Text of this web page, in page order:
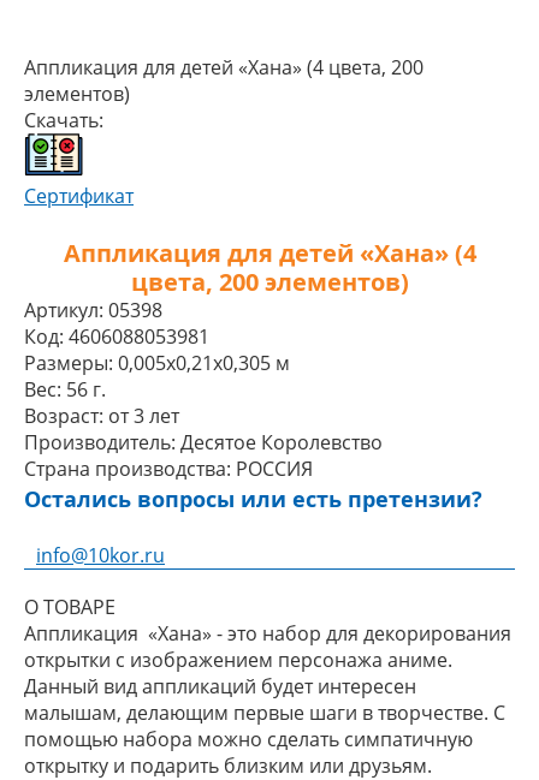
Аппликация для детей «Хана» (4 цвета, 200
элементов)
Скачать:
Сертификат
Аппликация для детей «Хана» (4
цвета, 200 элементов)
Артикул: 05398
Код: 4606088053981
Размеры: 0,005x0,21x0,305 м
Вес: 56 г.
Возраст: от 3 лет
Производитель: Десятое Королевство
Страна производства: РОССИЯ
Остались вопросы или есть претензии?
info@10kor.ru
О ТОВАРЕ
Аппликация «Хана» - это набор для декорирования
открытки с изображением персонажа аниме.
Данный вид аппликаций будет интересен
малышам, делающим первые шаги в творчестве. С
помощью набора можно сделать симпатичную
открытку и подарить близким или друзьям.